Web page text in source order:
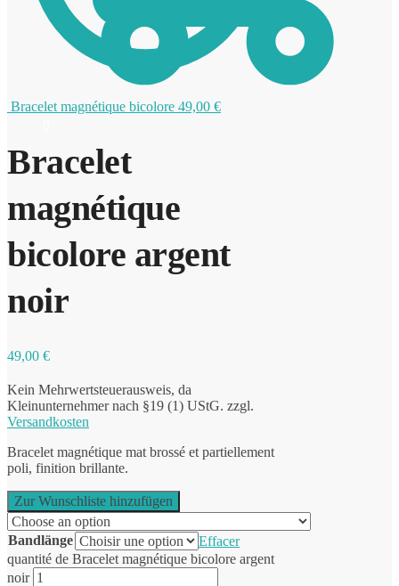
Bracelet magnétique bicolore 49,00 €
Bracelet
magnétique
bicolore argent
noir
49,00 €
Kein Mehrwertsteuerausweis, da
Kleinunternehmer nach §19 (1) UStG. zzgl.
Versandkosten
Bracelet magnétique mat brossé et partiellement
poli, finition brillante.
Zur Wunschliste hinzufügen
Bandlänge
Effacer
quantité de Bracelet magnétique bicolore argent
noir